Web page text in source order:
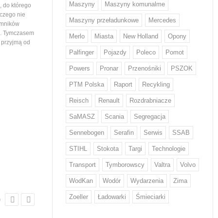
do którego
nie
Tymczasem
od
województwa podlaskiego. Tym samym
Z odpadami w Europie sobie nie
Każdy Europejczyk wytwarza średnio
w ciągu roku 132 kg odpadów
żywnościowych i 12 kg odzieżowych
i obuwniczych – wskazują dane KE.
W walce z rosnącą ilością odpadów
w tych kategoriach mają pomóc nowe
regulacje, które we wrześniu przyjął
Parlament Europejski. Wyznaczają…
wiedział nikt, stąd
mieszkańców
Volvo Trucks stawia
niskiej emisji CO2
Volvo zwiększa
o niskiej emisji CO2* w
produktach. Stal ta od
będzie wykorzystywana w
tysięcy pojazdów. Volvo
na świecie producentem,
wprowadził ten rodzaj
Maszyny Maszyny komunalme
Maszyny przeładunkowe Mercedes
Merlo Miasta New Holland Opony
Palfinger Pojazdy Poleco Pomot
Powers Pronar Przenośniki PSZOK
PTM Polska Raport Recykling
Reisch Renault Rozdrabniacze
SaMASZ Scania Segregacja
Sennebogen Serafin Serwis SSAB
STIHL Stokota Targi Technologie
Transport Tymborowscy Valtra Volvo
WodKan Wodór Wydarzenia Zima
Zoeller Ładowarki Śmieciarki